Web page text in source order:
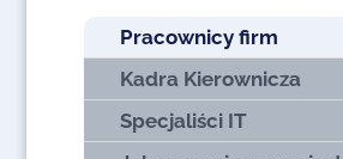
Pracownicy firm
Kadra Kierownicza
Specjaliści IT